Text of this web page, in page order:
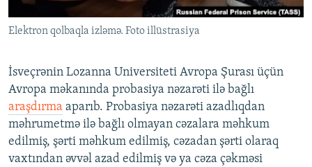
AZADLIQRADIOSU MOBIL TELEFONUNUZDA
BIZIMLƏ ƏLAQƏ
RFE/RL-in bütün saytları
Elektron qolbaqla izləmə. Foto illüstrasiya
İsveçrənin Lozanna Universiteti Avropa Şurası üçün
Avropa məkanında probasiya nəzarəti ilə bağlı
araşdırma aparıb. Probasiya nəzarəti azadlıqdan
məhrumetmə ilə bağlı olmayan cəzalara məhkum
edilmiş, şərti məhkum edilmiş, cəzadan şərti olaraq
vaxtından əvvəl azad edilmiş və ya cəza çəkməsi